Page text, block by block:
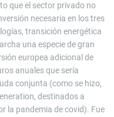
que el sector privado no
necesaria en los tres
transición energética
una especie de gran
europea adicional de
anuales que sería
conjunta (como se hizo,
destinados a
la pandemia de covid). Fue